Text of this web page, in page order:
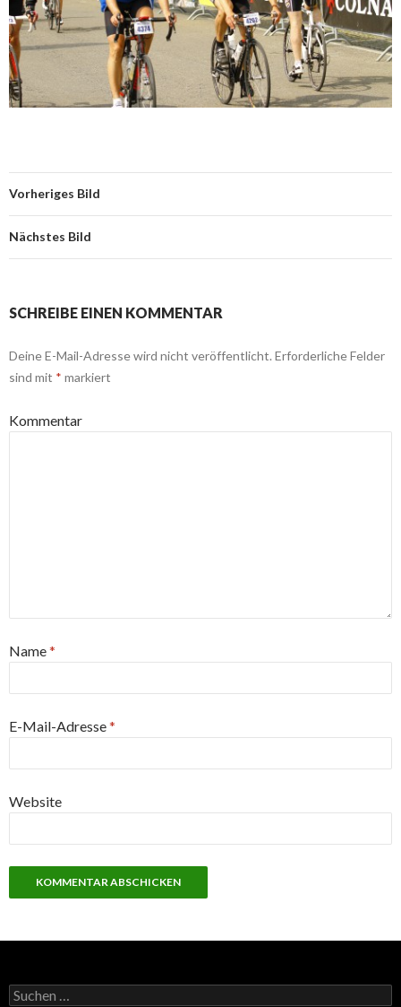
Vorheriges Bild
Nächstes Bild
SCHREIBE EINEN KOMMENTAR
Deine E-Mail-Adresse wird nicht veröffentlicht. Erforderliche Felder
sind mit * markiert
Kommentar
Name*
E-Mail-Adresse*
Website
S